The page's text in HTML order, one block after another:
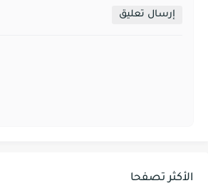
إرسال تعليق
الأكثر تصفحا